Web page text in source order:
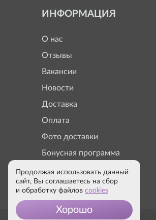
ИНФОРМАЦИЯ
О нас
Отзывы
Вакансии
Новости
Доставка
Оплата
Фото доставки
Бонусная программа
Продолжая использовать данный
сайт, Вы соглашаетесь на сбор
и обработку файлов cookies
Хорошо